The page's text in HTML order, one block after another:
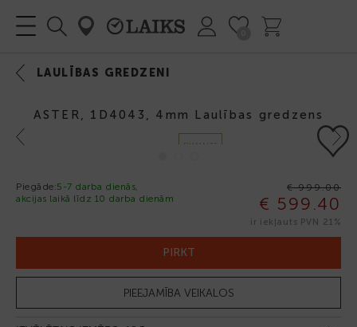
LAULĪBAS GREDZENI
ASTER, 1D4043, 4mm Laulības gredzens
Previous
DIMANTS
Next
Piegāde:5-7 darba dienās,
akcijas laikā līdz 10 darba dienām
€ 999.00
€ 599.40
ir iekļauts PVN 21%
PIRKT
PIEEJAMĪBA VEIKALOS